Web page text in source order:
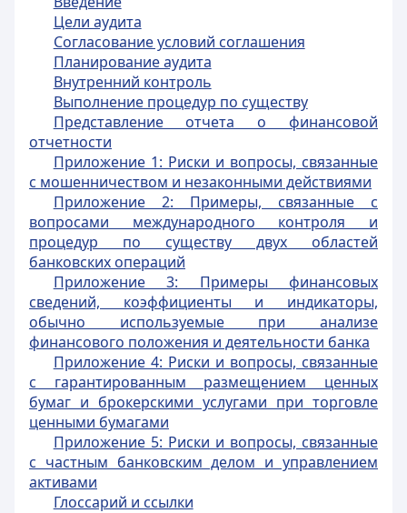
Цели аудита
Согласование условий соглашения
Планирование аудита
Внутренний контроль
Выполнение процедур по существу
Представление отчета о финансовой
отчетности
Приложение 1: Риски и вопросы, связанные
с мошенничеством и незаконными действиями
Приложение 2: Примеры, связанные с
вопросами международного контроля и
процедур по существу двух областей
банковских операций
Приложение 3: Примеры финансовых
сведений, коэффициенты и индикаторы,
обычно используемые при анализе
финансового положения и деятельности банка
Приложение 4: Риски и вопросы, связанные
с гарантированным размещением ценных
бумаг и брокерскими услугами при торговле
ценными бумагами
Приложение 5: Риски и вопросы, связанные
с частным банковским делом и управлением
активами
Глоссарий и ссылки